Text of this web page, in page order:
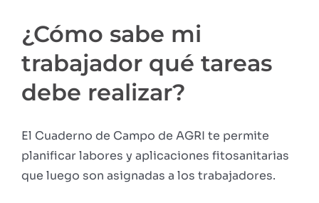
¿Cómo sabe mi
trabajador qué tareas
debe realizar?
El Cuaderno de Campo de AGRI te permite
planificar labores y aplicaciones fitosanitarias
que luego son asignadas a los trabajadores.